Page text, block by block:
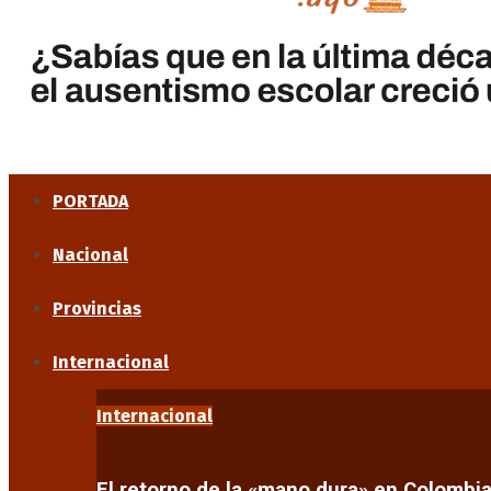
PORTADA
Nacional
Provincias
Internacional
Internacional